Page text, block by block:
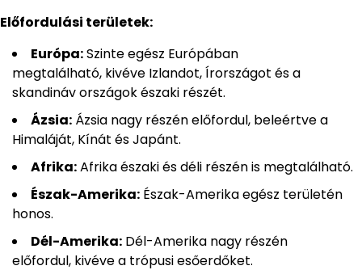
Előfordulási területek:
Európa:Szinte egész Európában
megtalálható, kivéve Izlandot, Írországot és a
skandináv országok északi részét.
Ázsia: Ázsia nagy részén előfordul, beleértve a
Himaláját, Kínát és Japánt.
Afrika:Afrika északi és déli részén is megtalálható.
Észak-Amerika: Észak-Amerika egész területén
honos.
Dél-Amerika: Dél-Amerika nagy részén
előfordul, kivéve a trópusi esőerdőket.